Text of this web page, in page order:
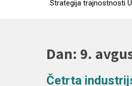
Strategija trajnostnosti
Dan: 9.
Četrta